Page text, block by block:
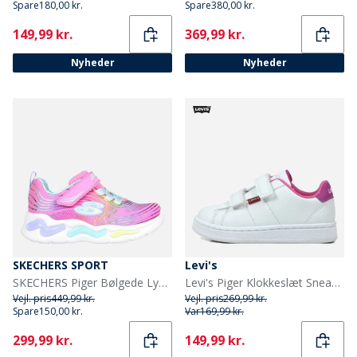
Spare180,00 kr.
Current
149,99 kr.
Nyheder
Spare380,00 kr.
Current
369,99 kr.
Nyheder
SKECHERS SPORT
SKECHERS Piger Bølgede Lys Sneakers Pink
Vejl. pris449,99 kr.
Spare150,00 kr.
Current
299,99 kr.
Levi's
Levi's Piger Klokkeslæt Sneakers White Fuxia 0069
Vejl. pris269,99 kr.
Var169,99 kr.
Current
149,99 kr.